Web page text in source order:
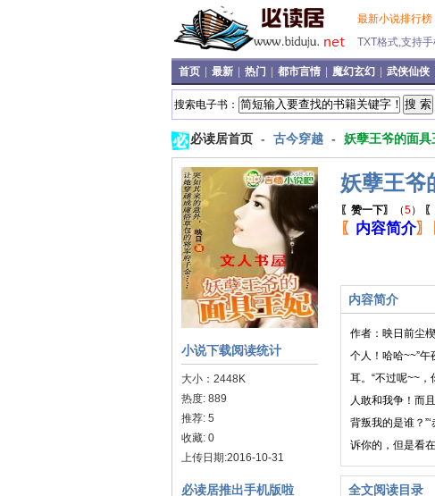
最新小说排行榜
TXT格式,支持
首页 最新 热门 都市言情 魔幻玄幻 武侠仙侠
搜索电子书：
必读居首页 - 古今穿越 - 妖孽王爷的面具
小说下载阅读统计
大小：2448K
热度: 889
推荐: 5
收藏: 0
上传日期:2016-10-31
必读居推出手机版啦
妖孽王爷
〖赞一下〗
（5）
〖 内容简介〗
内容简介
作者：映日前尘
个人！哈哈~~”
耳。“不过呢~~，
人敢和我争！而
背叛我的是谁？
诉你的，但是看
全文阅读目录